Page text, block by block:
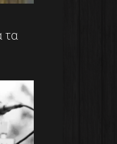
τα